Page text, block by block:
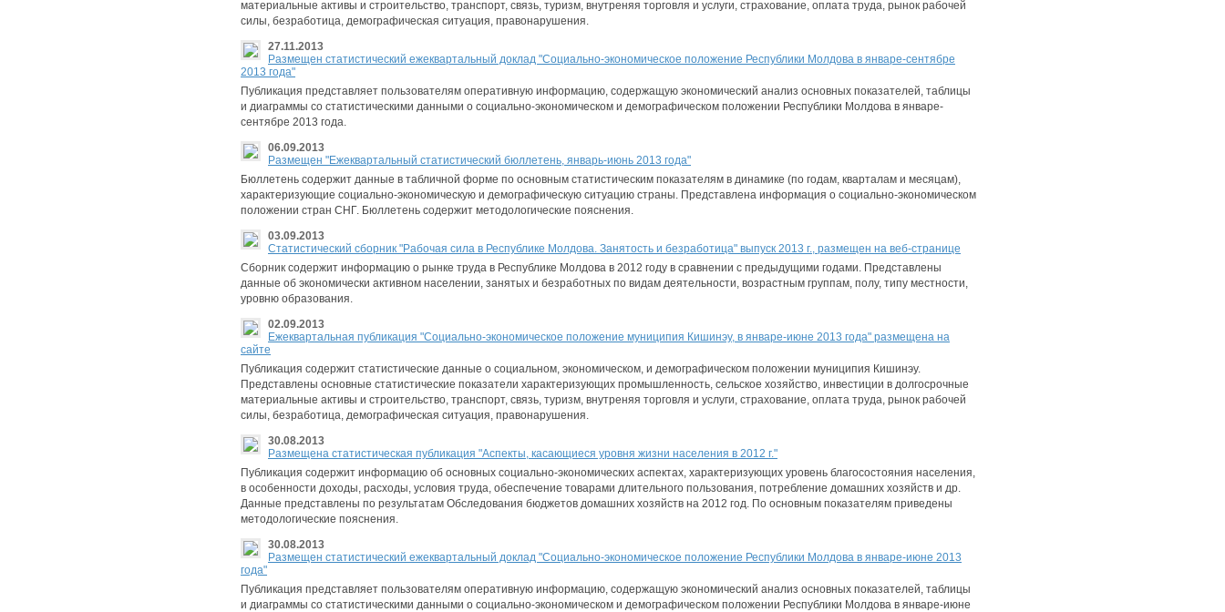
материальные активы и строительство, транспорт, связь, туризм, внутреняя торговля и услуги, страхование, оплата труда, рынок рабочей
силы, безработица, демографическая ситуация, правонарушения.
27.11.2013
Размещен статистический ежеквартальный доклад "Социально-экономическое положение Республики Молдова в январе-сентябре
2013 годa"
Публикация представляет пользователям оперативную информацию, содержащую экономический анализ основных показателей, таблицы
и диаграммы со статистическими данными о социально-экономическом и демографическом положении Республики Молдова в январе-
сентябре 2013 годa.
06.09.2013
Размещен "Ежеквартальный статистический бюллетень, январь-июнь 2013 года"
Бюллетень содержит данные в табличной форме по основным статистическим показателям в динамике (по годам, кварталам и месяцам),
характеризующие социально-экономическую и демографическую ситуацию страны. Представлена информация о социально-экономическом
положении стран СНГ. Бюллетень содержит методологические пояснения.
03.09.2013
Cтатистический сборник "Рабочая сила в Республике Молдова. Занятость и безработица" выпуск 2013 г., размещен на веб-странице
Сборник содержит информацию о рынке труда в Республике Молдова в 2012 году в сравнении с предыдущими годами. Представлены
данные об экономически активном населении, занятых и безработных по видам деятельности, возрастным группам, полу, типу местности,
уровню образования.
02.09.2013
Eжеквартальная публикация "Социально-экономическое положение муниципия Кишинэу, в январе-июне 2013 года" размещена на
сайте
Публикация содержит статистические данные о социальном, экономическом, и демографическом положении муниципия Кишинэу.
Представлены основные статистические показатели характеризующих промышленность, сельское хозяйство, инвестиции в долгосрочные
материальные активы и строительство, транспорт, связь, туризм, внутреняя торговля и услуги, страхование, оплата труда, рынок рабочей
силы, безработица, демографическая ситуация, правонарушения.
30.08.2013
Размещена статистическая публикация "Аспекты, касающиеся уровня жизни населения в 2012 г."
Публикация содержит информацию об основных социально-экономических аспектах, характеризующих уровень благосостояния населения,
в особенности доходы, расходы, условия труда, обеспечение товарами длительного пользования, потребление домашних хозяйств и др.
Данные представлены по результатам Обследования бюджетов домашних хозяйств на 2012 год. По основным показателям приведены
методологические пояснения.
30.08.2013
Размещен статистический ежеквартальный доклад "Социально-экономическое положение Республики Молдова в январе-июне 2013
годa"
Публикация представляет пользователям оперативную информацию, содержащую экономический анализ основных показателей, таблицы
и диаграммы со статистическими данными о социально-экономическом и демографическом положении Республики Молдова в январе-июне